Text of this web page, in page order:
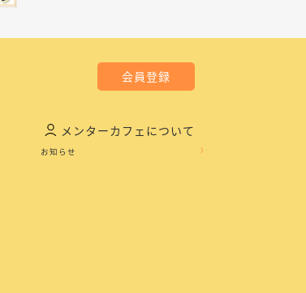
会員登録
メンターカフェについて
お知らせ